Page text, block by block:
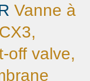
Vanne à
off valve,